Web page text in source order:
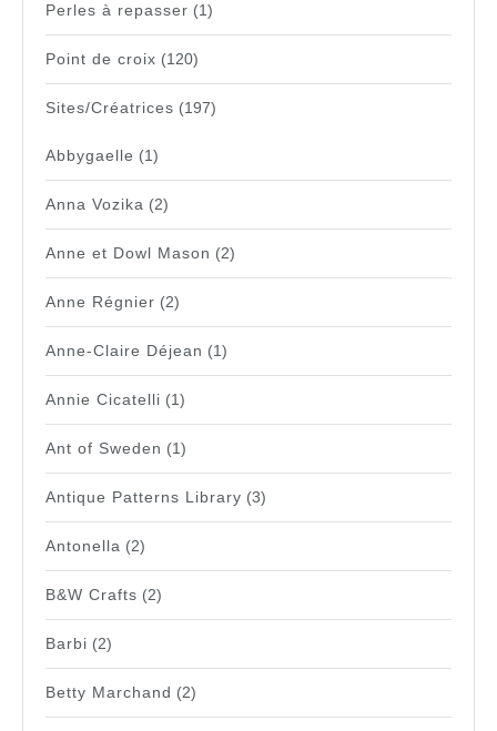
Perles à repasser (1)
Point de croix (120)
Sites/Créatrices (197)
Abbygaelle (1)
Anna Vozika (2)
Anne et Dowl Mason (2)
Anne Régnier (2)
Anne-Claire Déjean (1)
Annie Cicatelli (1)
Ant of Sweden (1)
Antique Patterns Library (3)
Antonella (2)
B&W Crafts (2)
Barbi (2)
Betty Marchand (2)